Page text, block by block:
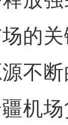
的
不
场